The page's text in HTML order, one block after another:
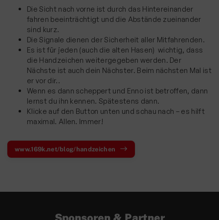
Die Sicht nach vorne ist durch das Hintereinander
fahren beeinträchtigt und die Abstände zueinander
sind kurz.
Die Signale dienen der Sicherheit aller Mitfahrenden.
Es ist für jeden (auch die alten Hasen) wichtig, dass
die Handzeichen weitergegeben werden. Der
Nächste ist auch dein Nächster. Beim nächsten Mal ist
er vor dir..
Wenn es dann scheppert und Enno ist betroffen, dann
lernst du ihn kennen. Spätestens dann.
Klicke auf den Button unten und schau nach – es hilft
maximal. Allen. Immer!
www.169k.net/blog/handzeichen
Sponsoren & Partner